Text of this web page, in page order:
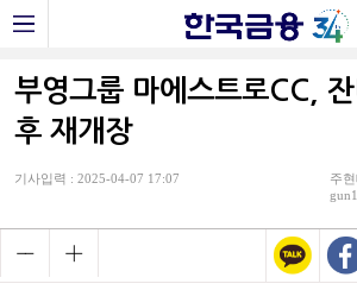
부영그룹 마에스트로CC, 잔
후 재개장
기사입력 : 2025-04-07 17:07
주